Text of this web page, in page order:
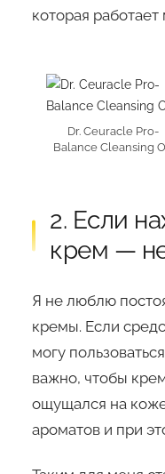
которая работает
Dr. Ceuracle Pro-
Balance Cleansing
2. Если
крем —
Я не люблю
кремы. Если
могу
важно, чтобы
ощущался на
ароматов и при